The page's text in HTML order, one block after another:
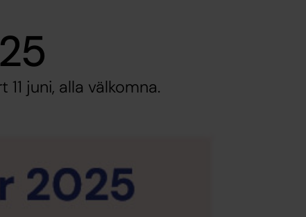
juni, alla välkomna.